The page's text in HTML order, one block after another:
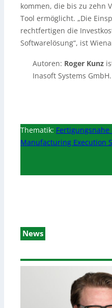
kommen, die bis zu zehn
Tool ermöglicht. „Die
rechtfertigen die
Softwarelösung“, ist
Autoren: Roger Kunz
Inasoft Systems GmbH.
Thematik: Fertigungsnahe
Manufacturing Execution
News